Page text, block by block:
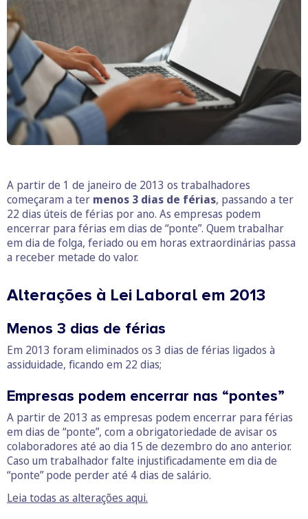
A partir de 1 de janeiro de 2013 os trabalhadores
começaram a ter menos 3 dias de férias, passando a ter
22 dias úteis de férias por ano. As empresas podem
encerrar para férias em dias de “ponte”. Quem trabalhar
em dia de folga, feriado ou em horas extraordinárias passa
a receber metade do valor.
Alterações à Lei Laboral em 2013
Menos 3 dias de férias
Em 2013 foram eliminados os 3 dias de férias ligados à
assiduidade, ficando em 22 dias;
Empresas podem encerrar nas “pontes”
A partir de 2013 as empresas podem encerrar para férias
em dias de “ponte”, com a obrigatoriedade de avisar os
colaboradores até ao dia 15 de dezembro do ano anterior.
Caso um trabalhador falte injustificadamente em dia de
“ponte” pode perder até 4 dias de salário.
Leia todas as alterações aqui.